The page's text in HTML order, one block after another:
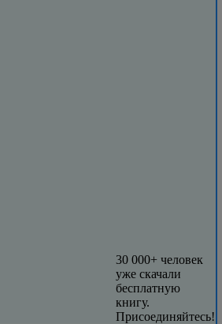
30 000+ человек
уже скачали
бесплатную
книгу.
Присоединяйтесь!